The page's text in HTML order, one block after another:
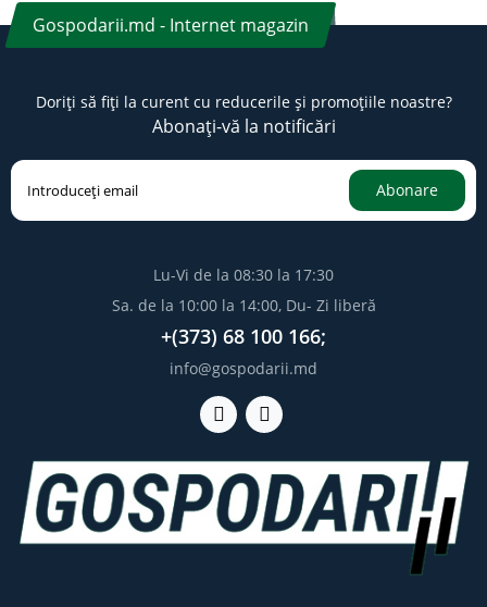
Gospodarii.md - Internet magazin
Doriți să fiți la curent cu reducerile și promoțiile noastre?
Abonați-vă la notificări
Abonare
Lu-Vi de la 08:30 la 17:30
Sa. de la 10:00 la 14:00, Du- Zi liberă
+(373) 68 100 166;
info@gospodarii.md